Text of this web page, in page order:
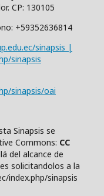
CP: 130105
+59352636814
sinapsis |
sinapsis
sinapsis/oai
Sinapsis se
Commons: CC
del alcance de
solicitandolos a la
index.php/sinapsis